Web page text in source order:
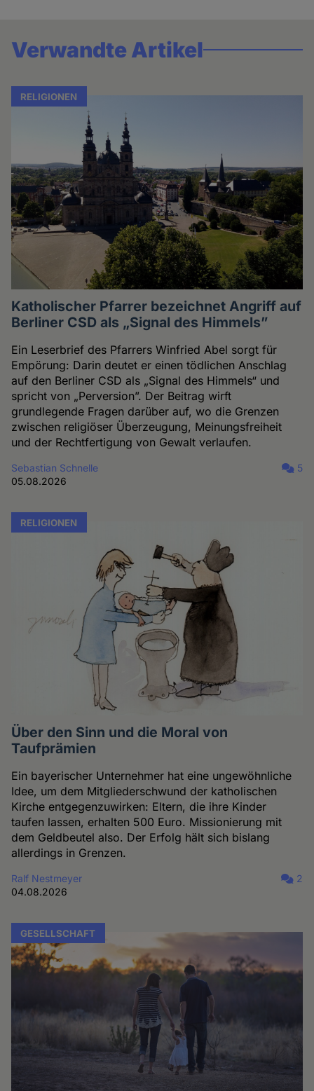
Verwandte Artikel
RELIGIONEN
Katholischer Pfarrer bezeichnet Angriff auf
Berliner CSD als „Signal des Himmels”
Ein Leserbrief des Pfarrers Winfried Abel sorgt für
Empörung: Darin deutet er einen tödlichen Anschlag
auf den Berliner CSD als „Signal des Himmels“ und
spricht von „Perversion”. Der Beitrag wirft
grundlegende Fragen darüber auf, wo die Grenzen
zwischen religiöser Überzeugung, Meinungsfreiheit
und der Rechtfertigung von Gewalt verlaufen.
Sebastian Schnelle
05.08.2026
5
RELIGIONEN
Über den Sinn und die Moral von
Taufprämien
Ein bayerischer Unternehmer hat eine ungewöhnliche
Idee, um dem Mitgliederschwund der katholischen
Kirche entgegenzuwirken: Eltern, die ihre Kinder
taufen lassen, erhalten 500 Euro. Missionierung mit
dem Geldbeutel also. Der Erfolg hält sich bislang
allerdings in Grenzen.
Ralf Nestmeyer
04.08.2026
2
GESELLSCHAFT